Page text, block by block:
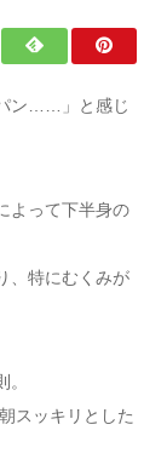
ン……」と感じ
よって下半身の
、特にむくみが
スッキリとした